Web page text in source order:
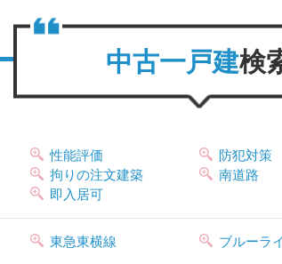
中古一戸建検
性能評価 防犯対策
拘りの注文建築
南道路
即入居可
東急東横線 ブルーラ